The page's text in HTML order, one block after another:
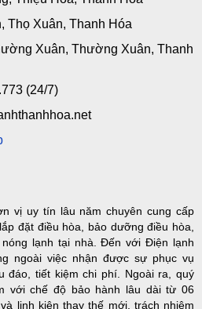
Thọ Xuân, Thanh Hóa
Xuân, Thường Xuân, Thanh
(24/7)
vị uy tín lâu năm chuyên cung cấp
đặt điều hòa, bảo dưỡng điều hòa,
lạnh tại nhà. Đến với Điện lạnh
ngoài việc nhận được sự phục vụ
đáo, tiết kiệm chi phí. Ngoài ra, quý
với chế độ bảo hành lâu dài từ 06
linh kiện thay thế mới, trách nhiệm